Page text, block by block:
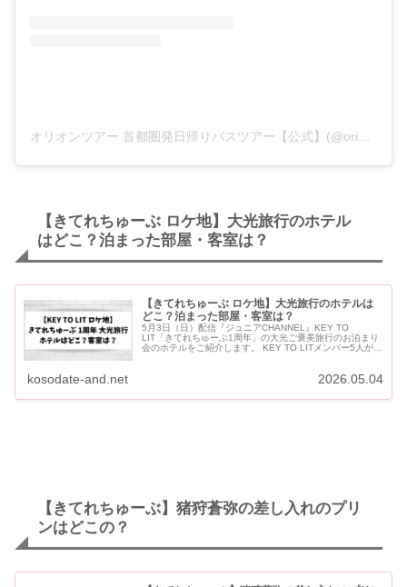
オリオンツアー 首都圏発日帰りバスツアー【公式】(@orion_bustabi)がシェアした投稿
【きてれちゅーぶ ロケ地】大光旅行のホテル
はどこ？泊まった部屋・客室は？
【きてれちゅーぶ ロケ地】大光旅行のホテルは
どこ？泊まった部屋・客室は？
5月3日（日）配信『ジュニアCHANNEL』KEY TO
LIT「きてれちゅーぶ1周年」の大光ご褒美旅行のお泊まり
会のホテルをご紹介します。 KEY TO LITメンバー5人が泊
kosodate-and.net 2026.05.04
【きてれちゅーぶ】猪狩蒼弥の差し入れのプリ
ンはどこの？